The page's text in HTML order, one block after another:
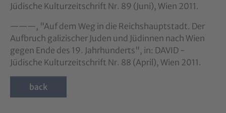
Jüdische Kulturzeitschrift Nr. 89 (Juni), Wien 2011.
———, "Auf dem Weg in die Reichshauptstadt. Der
Aufbruch galizischer Juden und Jüdinnen nach Wien
gegen Ende des 19. Jahrhunderts", in: DAVID -
Jüdische Kulturzeitschrift Nr. 88 (April), Wien 2011.
back